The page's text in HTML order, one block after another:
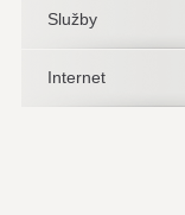
Služby
Internet